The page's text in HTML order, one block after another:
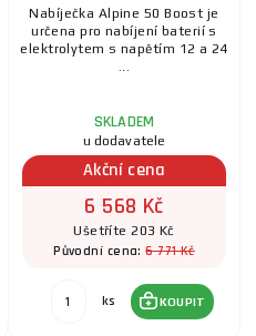
Nabíječka Alpine 50 Boost je
určena pro nabíjení baterií s
elektrolytem s napětím 12 a 24
...
SKLADEM
u dodavatele
Akční cena
6 568 Kč
Ušetříte 203 Kč
Původní cena:6 771 Kč
ks KOUPIT